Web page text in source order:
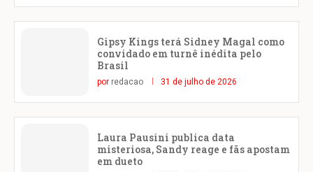
Gipsy Kings terá Sidney Magal como
convidado em turnê inédita pelo
Brasil
por redacao 31 de julho de 2026
Laura Pausini publica data
misteriosa, Sandy reage e fãs apostam
em dueto